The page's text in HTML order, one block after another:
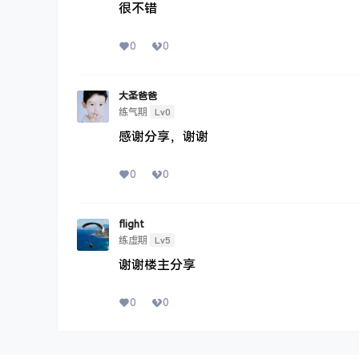
很不错
0 0
大圣爸爸
练气期
Lv0
感谢分享，谢谢
0 0
flight
练虚期
Lv5
谢谢楼主分享
0 0